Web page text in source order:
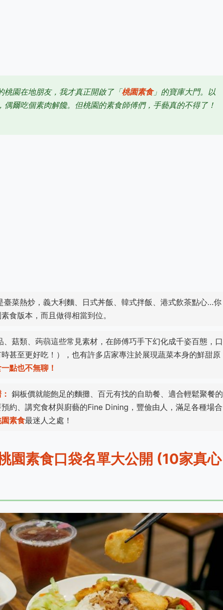
桃園在地朋友，我才真正開啟了「桃園素食」的寶庫大門。以
偶爾吃個素肉解饞。但桃園的素食師傅們，手藝真的不得了！
臺菜熱炒，義大利麵、日式丼飯、韓式拌飯、港式飲茶點心…你
食版本，而且做得相當到位。
、菇類、蒟蒻這些常見素材，在師傅巧手下幻化成千姿百態，口
甚至更好吃！），也有許多店家專注於展現蔬菜本身的鮮甜原
點也不無聊！
銅板價就能飽足的麵攤、百元有找的自助餐、適合輕鬆聚餐的
約、講究食材與廚藝的Fine Dining，豐儉由人，滿足各種場合
素食最迷人之處！
園素食口袋名單大公開 (10家真心